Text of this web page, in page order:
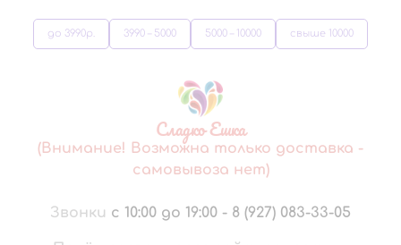
до 3990р. 3990 – 5000 5000 – 10000 свыше 10000
Сладко Ешка
(Внимание! Возможна только доставка -
самовывоза нет)
Звонки с 10:00 до 19:00 - 8 (927) 083-33-05